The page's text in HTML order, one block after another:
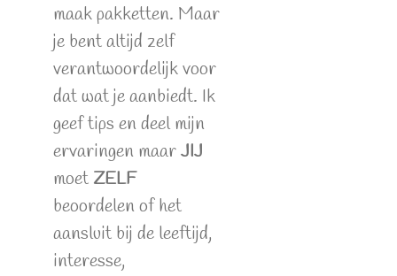
maak pakketten. Maar
je bent altijd zelf
verantwoordelijk voor
dat wat je aanbiedt. Ik
geef tips en deel mijn
ervaringen maarJIJ
moet ZELF
beoordelen of het
aansluit bij de leeftijd,
interesse,